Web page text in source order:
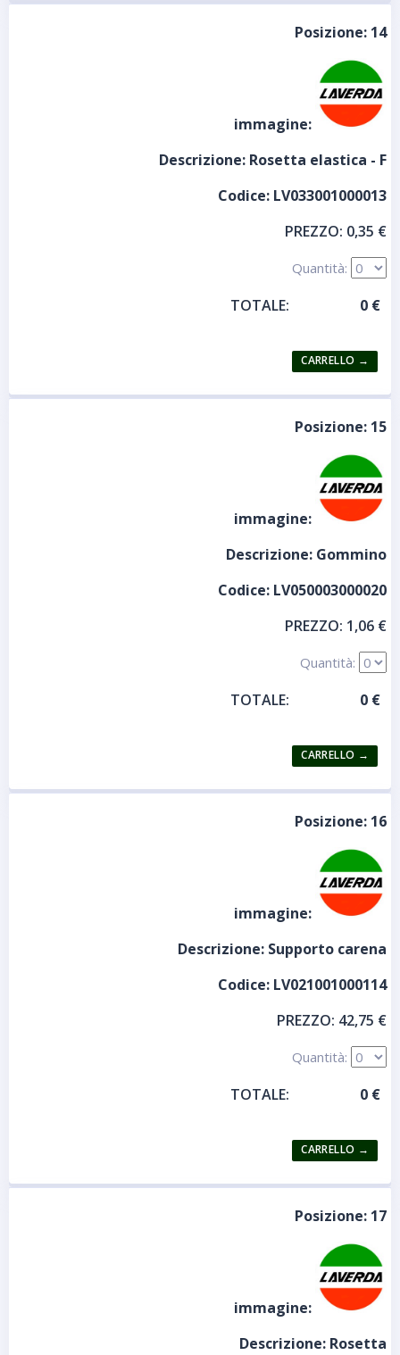
Posizione: 14
immagine:
Descrizione: Rosetta elastica - F
Codice: LV033001000013
PREZZO: 0,35 €
Quantità:
TOTALE:
Posizione: 15
immagine:
Descrizione: Gommino
Codice: LV050003000020
PREZZO: 1,06 €
Quantità:
TOTALE:
Posizione: 16
immagine:
Descrizione: Supporto carena
Codice: LV021001000114
PREZZO: 42,75 €
Quantità:
TOTALE:
Posizione: 17
immagine:
Descrizione: Rosetta